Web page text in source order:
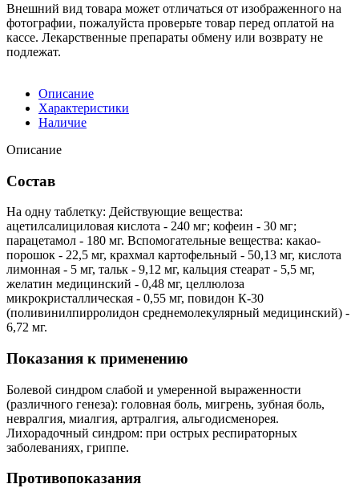
Внешний вид товара может отличаться от изображенного на
фотографии, пожалуйста проверьте товар перед оплатой на
кассе. Лекарственные препараты обмену или возврату не
подлежат.
Описание
Характеристики
Наличие
Описание
Состав
На одну таблетку: Действующие вещества:
ацетилсалициловая кислота - 240 мг; кофеин - 30 мг;
парацетамол - 180 мг. Вспомогательные вещества: какао-
порошок - 22,5 мг, крахмал картофельный - 50,13 мг, кислота
лимонная - 5 мг, тальк - 9,12 мг, кальция стеарат - 5,5 мг,
желатин медицинский - 0,48 мг, целлюлоза
микрокристаллическая - 0,55 мг, повидон К-30
(поливинилпирролидон среднемолекулярный медицинский) -
6,72 мг.
Показания к применению
Болевой синдром слабой и умеренной выраженности
(различного генеза): головная боль, мигрень, зубная боль,
невралгия, миалгия, артралгия, альгодисменорея.
Лихорадочный синдром: при острых респираторных
заболеваниях, гриппе.
Противопоказания